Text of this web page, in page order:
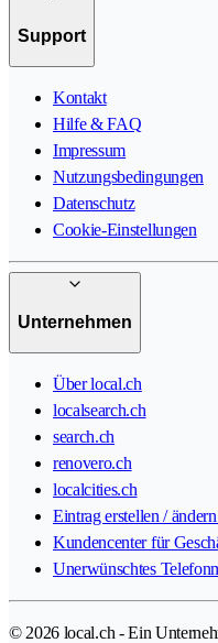
Support
Kontakt
Hilfe & FAQ
Impressum
Nutzungsbedingungen
Datenschutz
Cookie-Einstellungen
Unternehmen
Über local.ch
localsearch.ch
search.ch
renovero.ch
localcities.ch
Eintrag erstellen /
Kundencenter für
Unerwünschtes
© 2026 local.ch - Ein